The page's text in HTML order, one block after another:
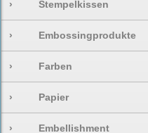
› Stempelkissen
› Embossingprodukte
› Farben
› Papier
› Embellishment